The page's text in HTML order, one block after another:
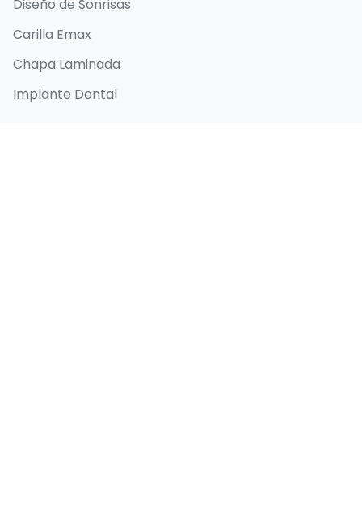
Diseño de Sonrisas
Carilla Emax
Chapa Laminada
Implante Dental